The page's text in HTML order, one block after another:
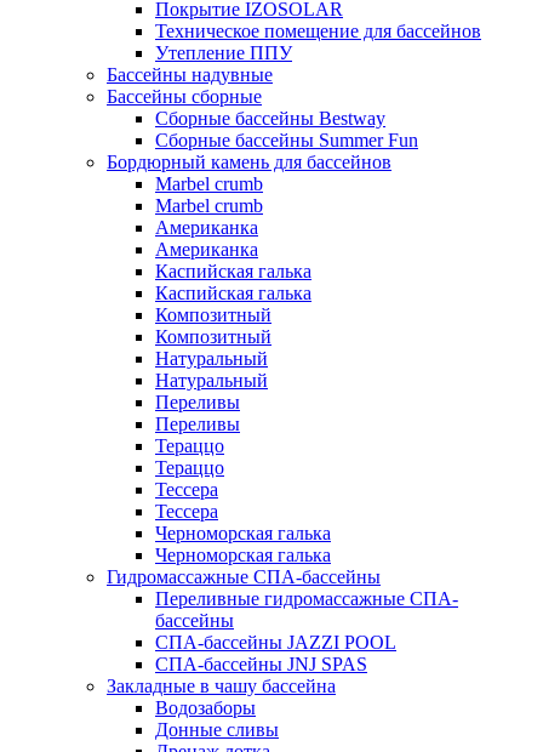
Покрытие IZOSOLAR
Техническое помещение для бассейнов
Утепление ППУ
Бассейны надувные
Бассейны сборные
Сборные бассейны Bestway
Сборные бассейны Summer Fun
Бордюрный камень для бассейнов
Marbel crumb
Marbel crumb
Американка
Американка
Каспийская галька
Каспийская галька
Композитный
Композитный
Натуральный
Натуральный
Переливы
Переливы
Тераццо
Тераццо
Тессера
Тессера
Черноморская галька
Черноморская галька
Гидромассажные СПА-бассейны
Переливные гидромассажные СПА-
бассейны
СПА-бассейны JAZZI POOL
СПА-бассейны JNJ SPAS
Закладные в чашу бассейна
Водозаборы
Донные сливы